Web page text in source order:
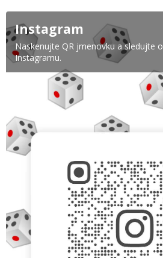
Instagram
Naskenujte QR jmenovku a sledujte
Instagramu.